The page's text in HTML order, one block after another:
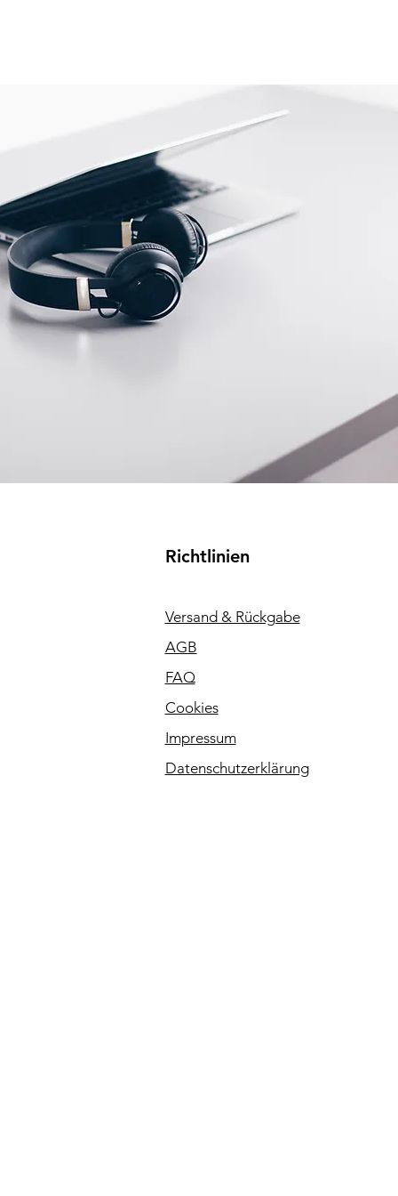
Richtlinien
Versand & Rückgabe
AGB
FAQ
Cookies
Impressum
Datenschutzerklärung